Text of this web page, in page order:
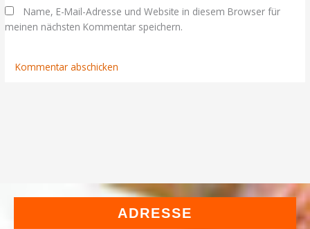
Name, E-Mail-Adresse und Website in diesem Browser für
meinen nächsten Kommentar speichern.
ADRESSE